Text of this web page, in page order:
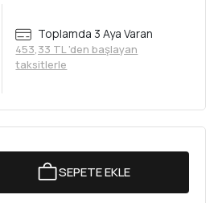
Toplamda 3 Aya Varan
453,33 TL 'den başlayan
taksitlerle
SEPETE EKLE